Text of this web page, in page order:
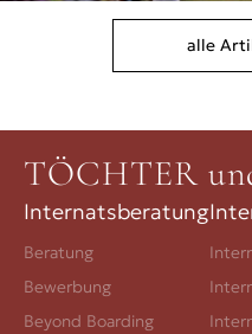
alle
TÖCHTER
Internatsberatung
Beratung
Bewerbung
Beyond Boarding